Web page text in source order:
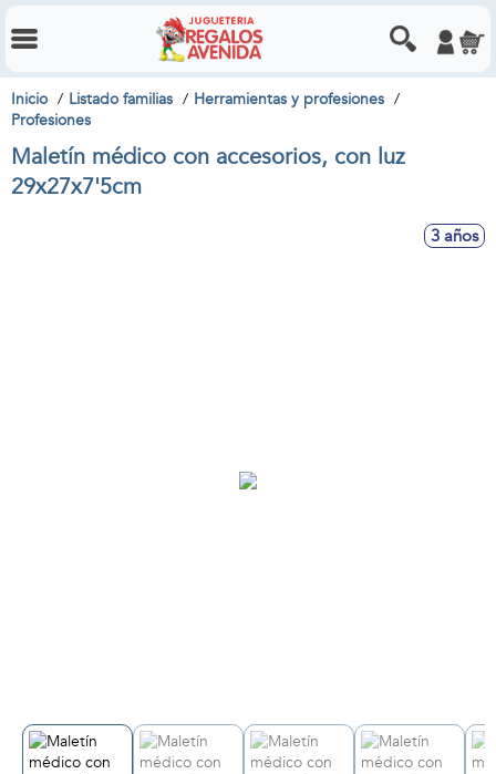
Inicio Listado familias
Herramientas y profesiones
Profesiones
Maletín médico con accesorios, con luz
29x27x7'5cm
3 años